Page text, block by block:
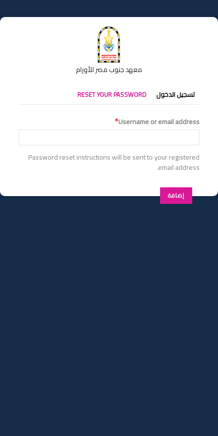
إلى
المحتوى
معهد جنوب مصر للأورام
التبويبات
الأساسية
تسجيل الدخول RESET YOUR PASSWORD
Username or email address
Password reset instructions will be sent to your registered
email address.